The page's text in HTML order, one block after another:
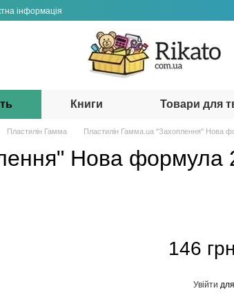
інформація
Книги Товари для
Пластилін Гамма Пластилін Гамма.ua "Захоплення" Нова
Нова формула
146 грн
Увійти